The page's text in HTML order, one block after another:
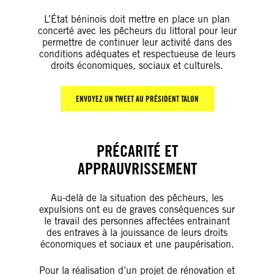
L’État béninois doit mettre en place un plan
concerté avec les pêcheurs du littoral pour leur
permettre de continuer leur activité dans des
conditions adéquates et respectueuse de leurs
droits économiques, sociaux et culturels.
ENVOYEZ UN TWEET AU PRÉSIDENT TALON
PRÉCARITÉ ET
APPRAUVRISSEMENT
Au-delà de la situation des pêcheurs, les
expulsions ont eu de graves conséquences sur
le travail des personnes affectées entrainant
des entraves à la jouissance de leurs droits
économiques et sociaux et une paupérisation.
Pour la réalisation d’un projet de rénovation et